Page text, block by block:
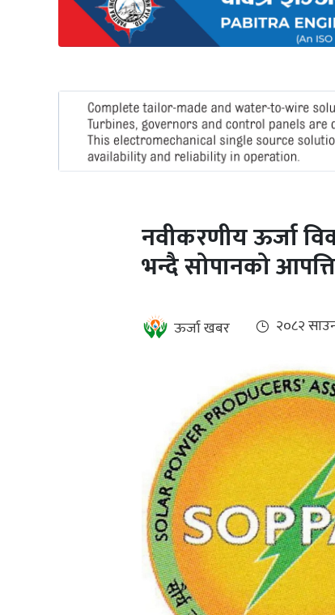
जलवायु
नवीकरणीय ऊर्जा
भन्दै सोपानको आपत्ति
ऊर्जा खबर २०८२